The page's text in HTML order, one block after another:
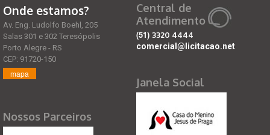
Onde estamos?
Av. Eng. Ludolfo Boehl, 205
Salas 301 e 302 Teresópolis
Porto Alegre - RS
CEP: 91720-150
mapa
Nossos Parceiros
Central de
Atendimento
(51) 3320 4444
comercial@licitacao.net
Janela Social